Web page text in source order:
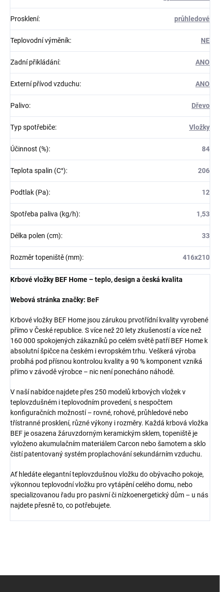
Prosklení: průhledové
Teplovodní výměník: NE
Zadní přikládání: ANO
Externí přívod vzduchu: ANO
Palivo: Dřevo
Typ spotřebiče: Vložky
Účinnost (%): 84
Teplota spalin (C°): 206
Podtlak (Pa): 12
Spotřeba paliva (kg/h): 1,53
Délka polen (cm): 33
Rozměr topeniště (mm): 416x210
Krbové vložky BEF Home – teplo, design a česká kvalita
Webová stránka značky: BeF
Krbové vložky BEF Home jsou zárukou prvotřídní kvality vyrobené
přímo v České republice. S více než 20 lety zkušeností a více než
160 000 spokojených zákazníků po celém světě patří BEF Home k
absolutní špičce na českém i evropském trhu. Veškerá výroba
probíhá pod přísnou kontrolou kvality a 90 % komponent vzniká
přímo v závodě výrobce – nic není ponecháno náhodě.
V naší nabídce najdete přes 250 modelů krbových vložek v
teplovzdušném i teplovodním provedení, s nespočtem
konfiguračních možností – rovné, rohové, průhledové nebo
třístranné prosklení, různé výkony i rozměry. Každá krbová vložka
BEF je osazena žáruvzdorným keramickým sklem, topeniště je
vyloženo akumulačním materiálem Carcon nebo šamotem a sklo
čistí patentovaný systém proplachování sekundárním vzduchu.
Ať hledáte elegantní teplovzdušnou vložku do obývacího pokoje,
výkonnou teplovodní vložku pro vytápění celého domu, nebo
specializovanou řadu pro pasivní či nízkoenergetický dům – u nás
najdete přesně to, co potřebujete.